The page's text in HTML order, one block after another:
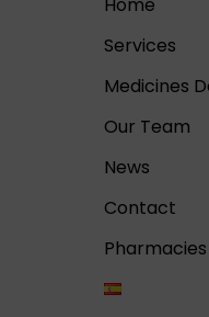
Services
Medicines
Our Team
News
Contact